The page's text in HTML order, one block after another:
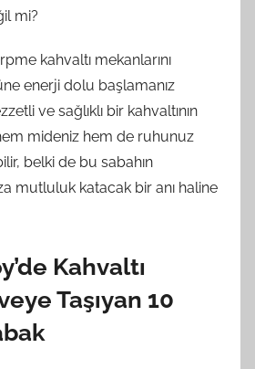
mi?
kahvaltı mekanlarını
enerji dolu başlamanız
ve sağlıklı bir kahvaltının
hem mideniz hem de ruhunuz
belki de bu sabahın
mutluluk katacak bir anı haline
Kahvaltı
Taşıyan 10